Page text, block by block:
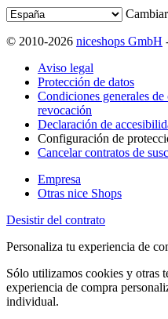
© 2010-2026 niceshops GmbH
Aviso legal
Protección de datos
Condiciones generales
revocación
Declaración de
Configuración de
Cancelar contratos de
Empresa
Otras nice Shops
Desistir del contrato
Personaliza tu experiencia de
Sólo utilizamos cookies y otras
experiencia de compra
individual.